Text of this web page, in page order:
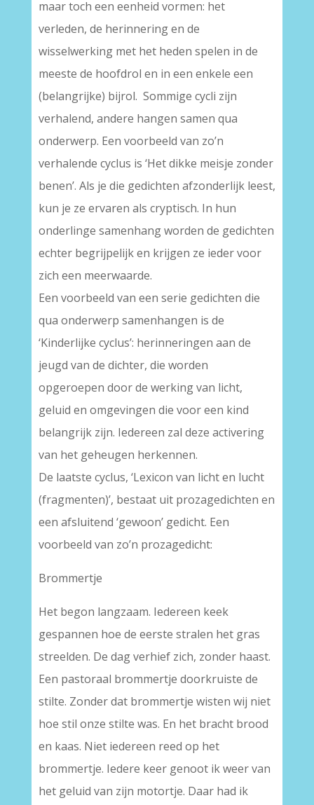
maar toch een eenheid vormen: het
verleden, de herinnering en de
wisselwerking met het heden spelen in de
meeste de hoofdrol en in een enkele een
(belangrijke) bijrol. Sommige cycli zijn
verhalend, andere hangen samen qua
onderwerp. Een voorbeeld van zo’n
verhalende cyclus is ‘Het dikke meisje zonder
benen’. Als je die gedichten afzonderlijk leest,
kun je ze ervaren als cryptisch. In hun
onderlinge samenhang worden de gedichten
echter begrijpelijk en krijgen ze ieder voor
zich een meerwaarde.
Een voorbeeld van een serie gedichten die
qua onderwerp samenhangen is de
‘Kinderlijke cyclus’: herinneringen aan de
jeugd van de dichter, die worden
opgeroepen door de werking van licht,
geluid en omgevingen die voor een kind
belangrijk zijn. Iedereen zal deze activering
van het geheugen herkennen.
De laatste cyclus, ‘Lexicon van licht en lucht
(fragmenten)’, bestaat uit prozagedichten en
een afsluitend ‘gewoon’ gedicht. Een
voorbeeld van zo’n prozagedicht:
Brommertje
Het begon langzaam. Iedereen keek
gespannen hoe de eerste stralen het gras
streelden. De dag verhief zich, zonder haast.
Een pastoraal brommertje doorkruiste de
stilte. Zonder dat brommertje wisten wij niet
hoe stil onze stilte was. En het bracht brood
en kaas. Niet iedereen reed op het
brommertje. Iedere keer genoot ik weer van
het geluid van zijn motortje. Daar had ik